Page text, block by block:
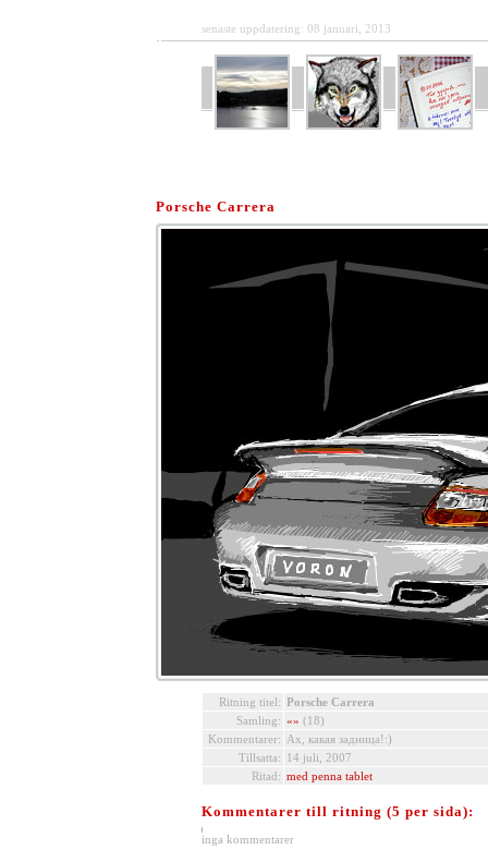
senaste uppdatering: 08 januari, 2013
Porsche Carrera
Ritning titel: Porsche Carrera
Samling: «» (18)
Kommentarer: Ах, какая задница!:)
Tillsatta: 14 juli, 2007
Ritad: med penna tablet
Kommentarer till ritning (5 per sida):
inga kommentarer